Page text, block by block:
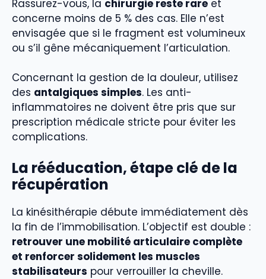
Rassurez-vous, la chirurgie reste rare et
concerne moins de 5 % des cas. Elle n’est
envisagée que si le fragment est volumineux
ou s’il gêne mécaniquement l’articulation.
Concernant la gestion de la douleur, utilisez
des antalgiques simples. Les anti-
inflammatoires ne doivent être pris que sur
prescription médicale stricte pour éviter les
complications.
La rééducation, étape clé de la
récupération
La kinésithérapie débute immédiatement dès
la fin de l’immobilisation. L’objectif est double :
retrouver une mobilité articulaire complète
et renforcer solidement les muscles
stabilisateurs pour verrouiller la cheville.